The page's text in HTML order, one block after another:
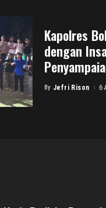
Kapolres
dengan
Posted
By Jefri Rison 6